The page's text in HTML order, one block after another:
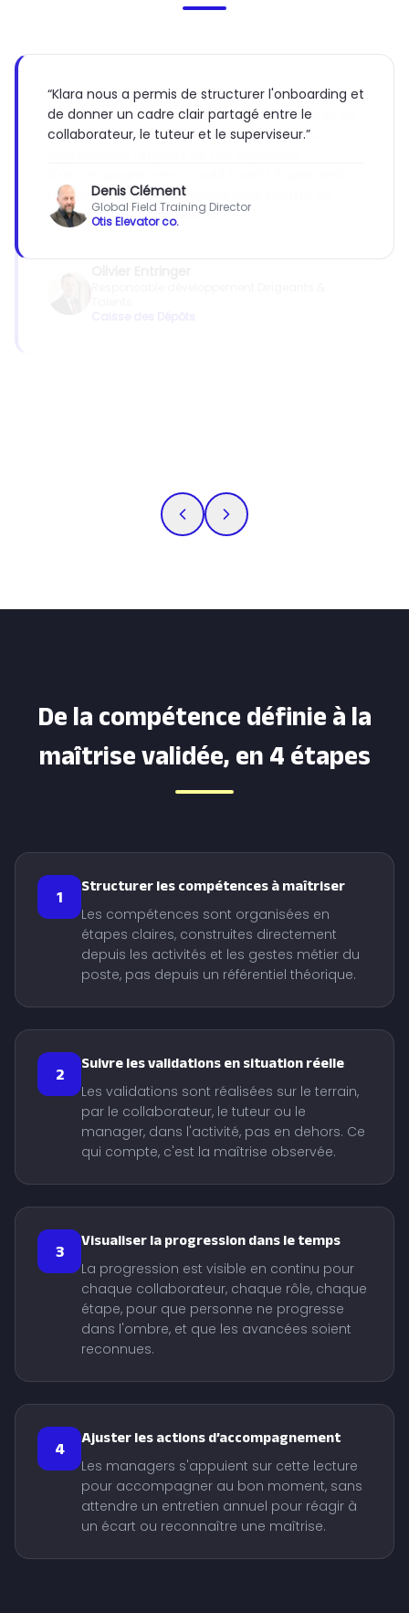
“Klara nous a permis de structurer l'onboarding et
de donner un cadre clair partagé entre le
collaborateur, le tuteur et le superviseur.”
Denis Clément
Global Field Training Director
Otis Elevator co.
Jean Roch Houllier
Safran
De la compétence définie à la
maîtrise validée, en 4 étapes
1
Structurer les compétences à maîtriser
Les compétences sont organisées en
étapes claires, construites directement
depuis les activités et les gestes métier du
poste, pas depuis un référentiel théorique.
2
Suivre les validations en situation réelle
Les validations sont réalisées sur le terrain,
par le collaborateur, le tuteur ou le
manager, dans l'activité, pas en dehors. Ce
qui compte, c'est la maîtrise observée.
3
Visualiser la progression dans le temps
La progression est visible en continu pour
chaque collaborateur, chaque rôle, chaque
étape, pour que personne ne progresse
dans l'ombre, et que les avancées soient
reconnues.
4
Ajuster les actions d’accompagnement
Les managers s'appuient sur cette lecture
pour accompagner au bon moment, sans
attendre un entretien annuel pour réagir à
un écart ou reconnaître une maîtrise.